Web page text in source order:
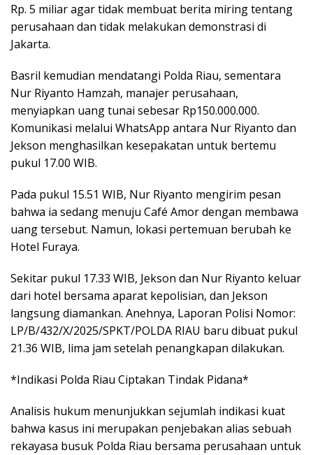
Rp. 5 miliar agar tidak membuat berita miring tentang
perusahaan dan tidak melakukan demonstrasi di
Jakarta.
Basril kemudian mendatangi Polda Riau, sementara
Nur Riyanto Hamzah, manajer perusahaan,
menyiapkan uang tunai sebesar Rp150.000.000.
Komunikasi melalui WhatsApp antara Nur Riyanto dan
Jekson menghasilkan kesepakatan untuk bertemu
pukul 17.00 WIB.
Pada pukul 15.51 WIB, Nur Riyanto mengirim pesan
bahwa ia sedang menuju Café Amor dengan membawa
uang tersebut. Namun, lokasi pertemuan berubah ke
Hotel Furaya.
Sekitar pukul 17.33 WIB, Jekson dan Nur Riyanto keluar
dari hotel bersama aparat kepolisian, dan Jekson
langsung diamankan. Anehnya, Laporan Polisi Nomor:
LP/B/432/X/2025/SPKT/POLDA RIAU baru dibuat pukul
21.36 WIB, lima jam setelah penangkapan dilakukan.
*Indikasi Polda Riau Ciptakan Tindak Pidana*
Analisis hukum menunjukkan sejumlah indikasi kuat
bahwa kasus ini merupakan penjebakan alias sebuah
rekayasa busuk Polda Riau bersama perusahaan untuk